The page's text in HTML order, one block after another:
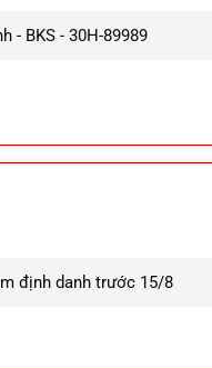
- BKS - 30H-89989
định danh trước 15/8